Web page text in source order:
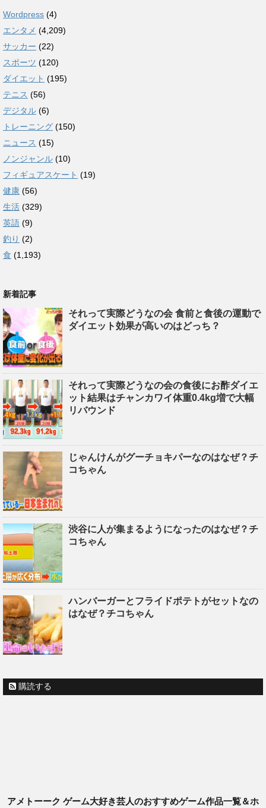
Wordpress (4)
エンタメ (4,209)
サッカー (22)
スポーツ (120)
ダイエット (195)
テニス (56)
デジタル (6)
トレーニング (150)
ニュース (15)
ノンジャンル (10)
フィギュアスケート (19)
健康 (56)
生活 (329)
英語 (9)
釣り (2)
食 (1,193)
新着記事
それって実際どうなの会 食前と食後の運動で
ダイエット効果が高いのはどっち？
それって実際どうなの会の食後にお酢ダイエ
ット結果はチャンカワイ体重0.4kg増で大幅
リバウンド
じゃんけんがグーチョキパーなのはなぜ？チ
コちゃん
渋谷に人が集まるようになったのはなぜ？チ
コちゃん
ハンバーガーとフライドポテトがセットなの
はなぜ？チコちゃん
購読する
アメトーーク ゲーム大好き芸人のおすすめゲーム作品一覧＆ホ